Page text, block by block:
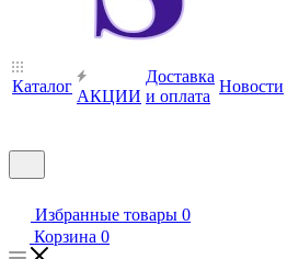
Каталог
АКЦИИ
Доставка
и оплата
Новости
Избранные товары 0
Корзина 0